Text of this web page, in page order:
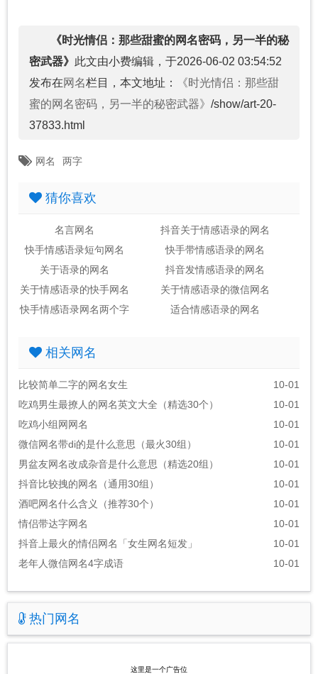
《时光情侣：那些甜蜜的网名密码，另一半的秘
密武器》 此文由小费编辑，于2026-06-02 03:54:52
发布在网名栏目，本文地址：
《时光情侣：那些甜
蜜的网名密码，另一半的秘密武器》 /show/art-20-
37833.html
网名 两字
猜你喜欢
名言网名
抖音关于情感语录的网名
快手情感语录短句网名
快手带情感语录的网名
关于语录的网名
抖音发情感语录的网名
关于情感语录的快手网名
关于情感语录的微信网名
快手情感语录网名两个字
适合情感语录的网名
相关网名
比较简单二字的网名女生
10-01
吃鸡男生最撩人的网名英文大全（精选30个）
10-01
吃鸡小组网网名
10-01
微信网名带di的是什么意思（最火30组）
10-01
男盆友网名改成杂音是什么意思（精选20组）
10-01
抖音比较拽的网名（通用30组）
10-01
酒吧网名什么含义（推荐30个）
10-01
情侣带达字网名
10-01
抖音上最火的情侣网名「女生网名短发」
10-01
老年人微信网名4字成语
10-01
热门网名
这里是一个广告位